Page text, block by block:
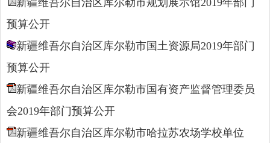
预算公开
新疆维吾尔自治区库尔勒市国土资源局2019年部门
预算公开
新疆维吾尔自治区库尔勒市国有资产监督管理委员
会2019年部门预算公开
新疆维吾尔自治区库尔勒市哈拉苏农场学校单位